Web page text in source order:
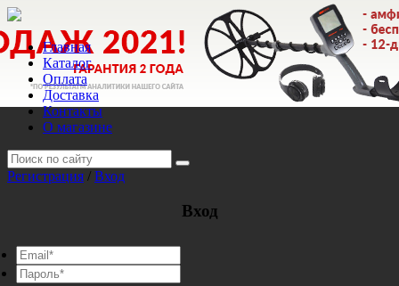
Главная
Каталог
Оплата
Доставка
Контакты
О магазине
Регистрация / Вход
Вход